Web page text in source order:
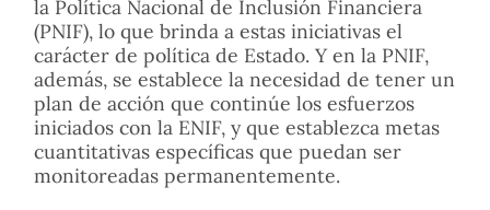
la Política Nacional de Inclusión Financiera
(PNIF), lo que brinda a estas iniciativas el
carácter de política de Estado. Y en la PNIF,
además, se establece la necesidad de tener un
plan de acción que continúe los esfuerzos
iniciados con la ENIF, y que establezca metas
cuantitativas específicas que puedan ser
monitoreadas permanentemente.